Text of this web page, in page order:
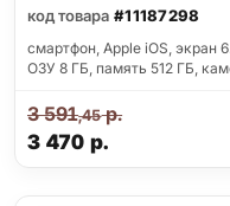
код товара #11187298
смартфон, Apple iOS, экран
ОЗУ 8 ГБ, память 512 ГБ,
3 470 р.
3 591,45р.